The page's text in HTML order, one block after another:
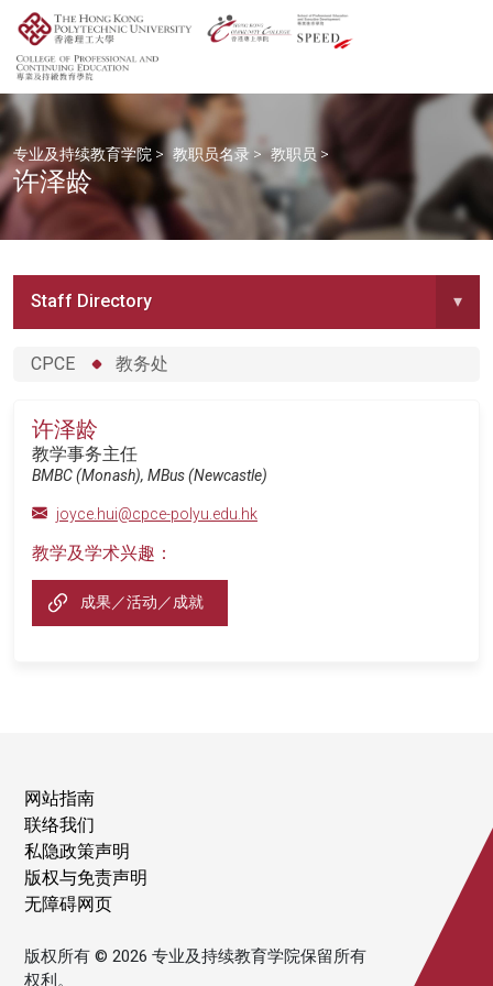
专业及持续教育学院 > 教职员名录 > 教职员 >
许泽龄
Staff Directory ▾
CPCE 教务处
许泽龄
教学事务主任
BMBC (Monash), MBus (Newcastle)
joyce.hui@cpce-polyu.edu.hk
教学及学术兴趣：
成果／活动／成就
网站指南
联络我们
私隐政策声明
版权与免责声明
无障碍网页
版权所有 © 2026 专业及持续教育学院保留所有
权利。